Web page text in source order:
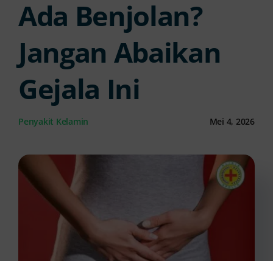
FAQs
Artikel
Ada Benjolan?
Jangan Abaikan
Gejala Ini
Penyakit Kelamin Mei 4, 2026